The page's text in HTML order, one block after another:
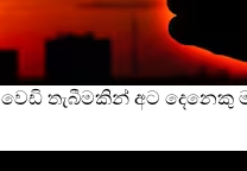
තැබීමකින් අට දෙනෙකු